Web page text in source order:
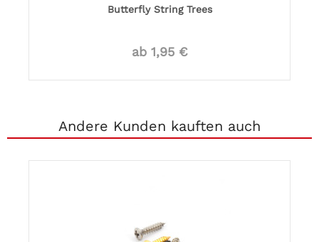
Butterfly String Trees
ab 1,95 €
Andere Kunden kauften auch